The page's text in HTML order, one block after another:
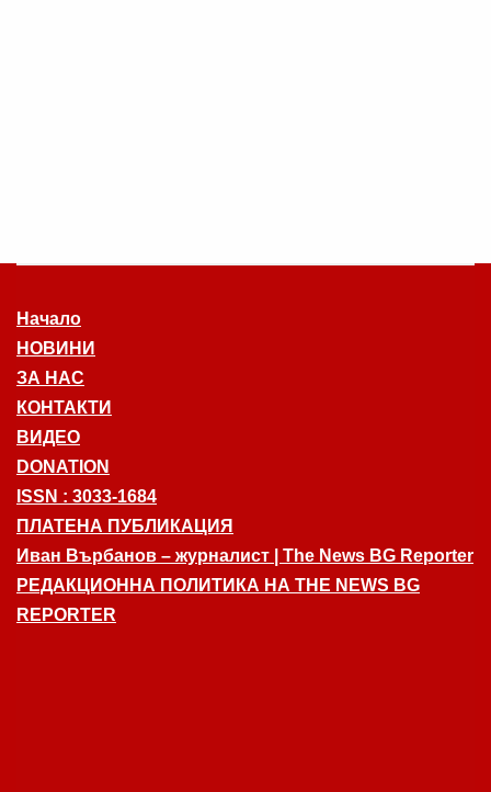
Начало
НОВИНИ
ЗА НАС
КОНТАКТИ
ВИДЕО
DONATION
ISSN : 3033-1684
ПЛАТЕНА ПУБЛИКАЦИЯ
Иван Върбанов – журналист | The News BG Reporter
РЕДАКЦИОННА ПОЛИТИКА НА THE NEWS BG
REPORTER